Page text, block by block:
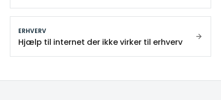
ERHVERV
Hjælp til internet der ikke virker til erhverv